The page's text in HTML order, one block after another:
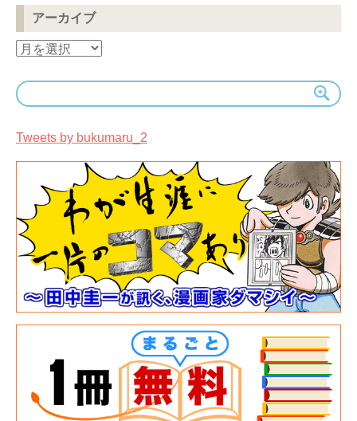
アーカイブ
ア
カ
イ
Tweets by bukumaru_2